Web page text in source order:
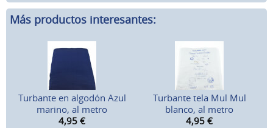
Más productos interesantes:
Turbante en algodón Azul
marino, al metro
4,95 €
Turbante tela Mul Mul
blanco, al metro
4,95 €